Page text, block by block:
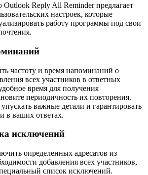
Reply All Reminder предлагает
настроек, которые
работу программы под свои
частоту и время напоминаний о
всех участников в ответных
время для получения
периодичность их повторения.
важные детали и гарантировать
в ваших ответах.
исключений
определенных адресатов из
добавления всех участников,
список исключений.